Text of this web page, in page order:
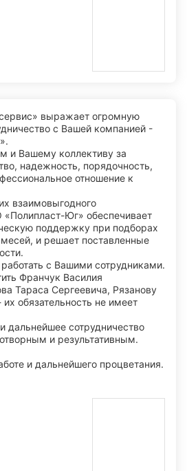
выражает огромную
с Вашей компанией -
и Вашему коллективу за
надежность, порядочность,
отношение к
взаимовыгодного
Юг» обеспечивает
поддержку при подборах
и решает поставленные
с Вашими сотрудниками.
Франчук Василия
Тараса Сергеевича, Рязанову
обязательность не имеет
дальнейшее сотрудничество
и результативным.
и дальнейшего процветания.